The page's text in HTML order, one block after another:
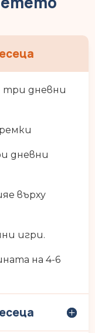
три дневни
дневни
върху
игри.
на 4-6